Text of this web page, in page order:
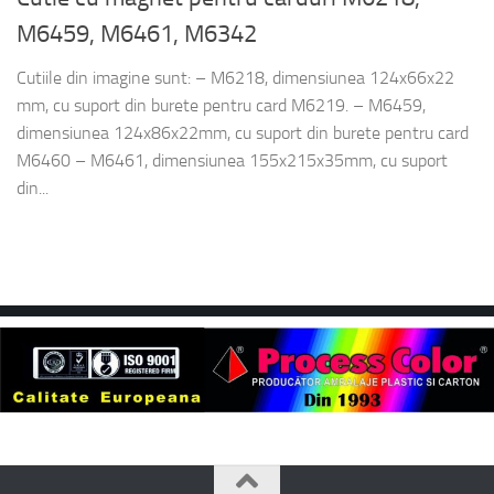
M6459, M6461, M6342
Cutiile din imagine sunt: – M6218, dimensiunea 124x66x22
mm, cu suport din burete pentru card M6219. – M6459,
dimensiunea 124x86x22mm, cu suport din burete pentru card
M6460 – M6461, dimensiunea 155x215x35mm, cu suport
din...